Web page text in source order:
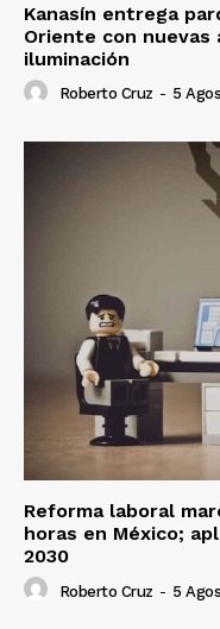
Kanasín entrega
Oriente con
iluminación
Roberto Cruz - 5
Reforma laboral
horas en México;
2030
Roberto Cruz - 5